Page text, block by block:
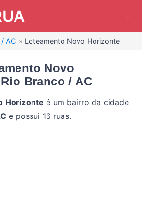
/ AC Loteamento Novo Horizonte
Novo
Branco / AC
Horizonte é um bairro da cidade
e possui 16 ruas.